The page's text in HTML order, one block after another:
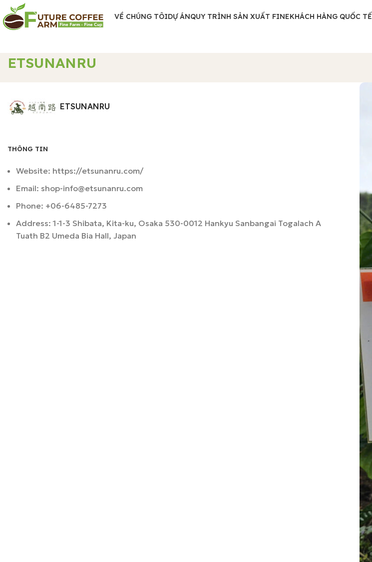
VỀ CHÚNG TÔIDỰ ÁNQUY TRÌNH SẢN XUẤT FINEKHÁCH HÀNG QUỐC TẾ
ETSUNANRU
ETSUNANRU
THÔNG TIN
Website: https://etsunanru.com/
Email: shop-info@etsunanru.com
Phone: +06-6485-7273
Address: 1-1-3 Shibata, Kita-ku, Osaka 530-0012 Hankyu Sanbangai Togalach A
Tuath B2 Umeda Bia Hall, Japan